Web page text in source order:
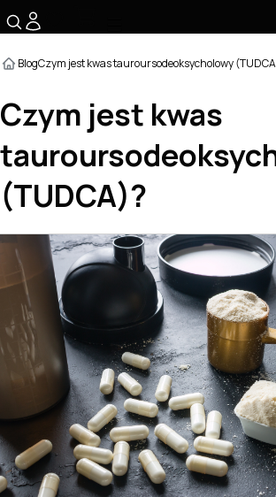
BlogCzym jest kwas tauroursodeoksycholowy
Czym jest kwas
(TUDCA)?